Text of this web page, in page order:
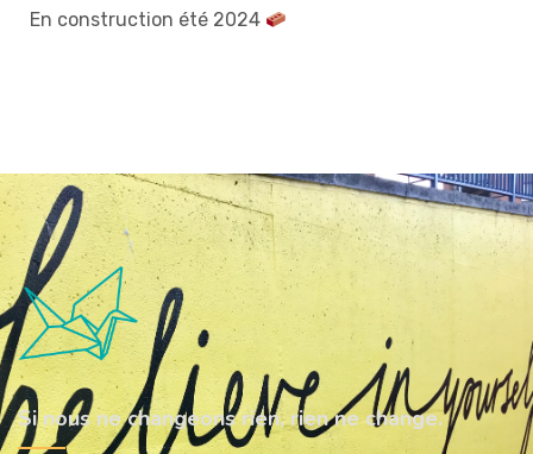
En construction été 2024
Si nous ne changeons rien, rien ne change.